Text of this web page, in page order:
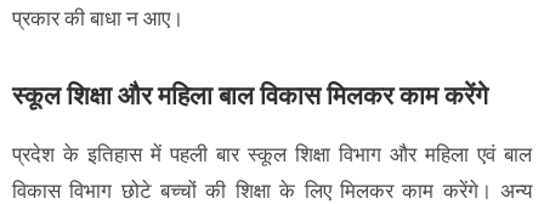
प्रकार की बाधा न आए।
स्कूल शिक्षा और महिला बाल विकास मिलकर काम करेंगे
प्रदेश के इतिहास में पहली बार स्कूल शिक्षा विभाग और महिला एवं बाल
विकास विभाग छोटे बच्चों की शिक्षा के लिए मिलकर काम करेंगे। अन्य